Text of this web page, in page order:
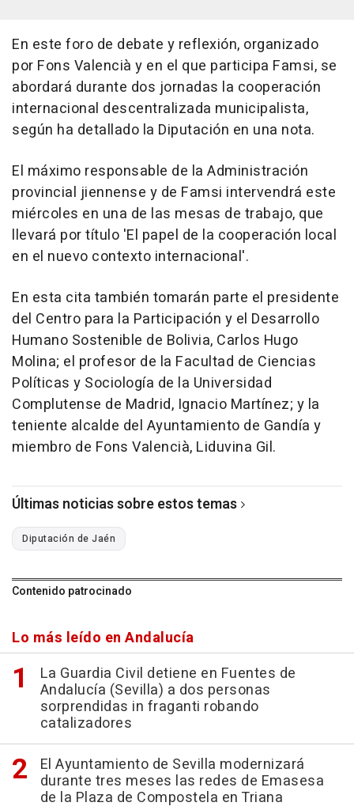
En este foro de debate y reflexión, organizado
por Fons Valencià y en el que participa Famsi, se
abordará durante dos jornadas la cooperación
internacional descentralizada municipalista,
según ha detallado la Diputación en una nota.
El máximo responsable de la Administración
provincial jiennense y de Famsi intervendrá este
miércoles en una de las mesas de trabajo, que
llevará por título 'El papel de la cooperación local
en el nuevo contexto internacional'.
En esta cita también tomarán parte el presidente
del Centro para la Participación y el Desarrollo
Humano Sostenible de Bolivia, Carlos Hugo
Molina; el profesor de la Facultad de Ciencias
Políticas y Sociología de la Universidad
Complutense de Madrid, Ignacio Martínez; y la
teniente alcalde del Ayuntamiento de Gandía y
miembro de Fons Valencià, Liduvina Gil.
Últimas noticias sobre estos temas
Diputación de Jaén
Contenido patrocinado
Lo más leído en Andalucía
La Guardia Civil detiene en Fuentes de
Andalucía (Sevilla) a dos personas
sorprendidas in fraganti robando
catalizadores
El Ayuntamiento de Sevilla modernizará
durante tres meses las redes de Emasesa
de la Plaza de Compostela en Triana